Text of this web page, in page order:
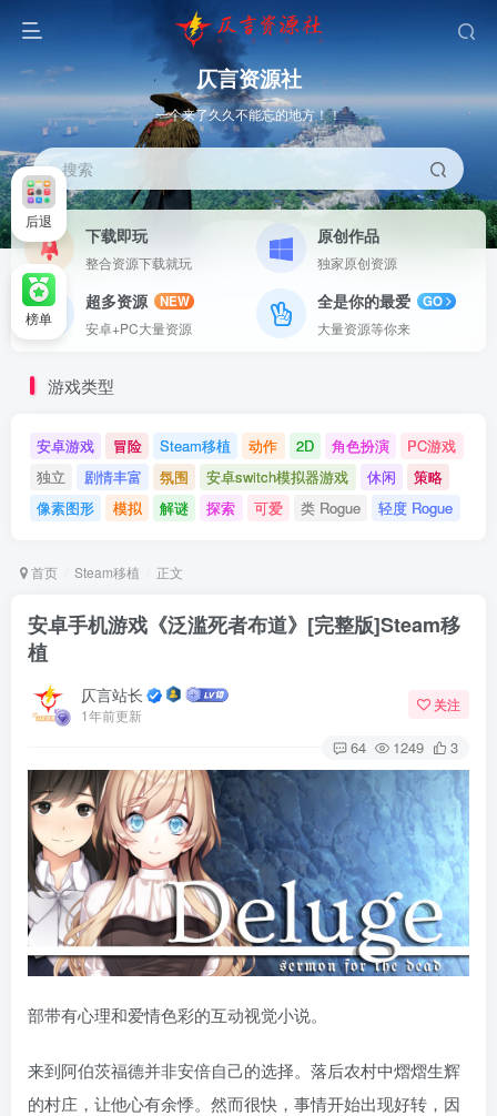
仄言资源社
一个来了久久不能忘的地方！！
搜索
下载即玩
整合资源下载就玩
原创作品
独家原创资源
超多资源
NEW
安卓+PC大量资源
全是你的最爱
GO
大量资源等你来
游戏类型
安卓游戏 冒险 Steam移植 动作 2D 角色扮演
PC游戏
独立
剧情丰富 氛围 安卓switch模拟器游戏 休闲
策略
像素图形
模拟 解谜 探索 可爱 类 Rogue 轻度 Rogue
首页 Steam移植 正文
安卓手机游戏《泛滥死者布道》[完整版]Steam移
植
仄言站长
1年前更新
关注
64 1249 3
部带有心理和爱情色彩的互动视觉小说。
来到阿伯茨福德并非安倍自己的选择。落后农村中熠熠生辉
的村庄，让他心有余悸。然而很快，事情开始出现好转，因
后退
榜单